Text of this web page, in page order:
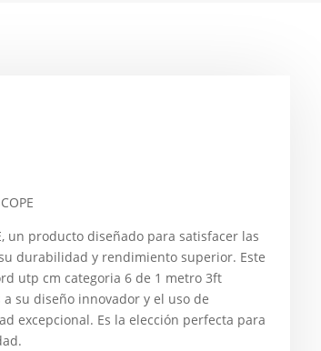
un producto diseñado para satisfacer las
durabilidad y rendimiento superior. Este
utp cm categoria 6 de 1 metro 3ft
su diseño innovador y el uso de
excepcional. Es la elección perfecta para